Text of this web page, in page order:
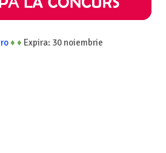
♦ ♦ Expira: 30 noiembrie